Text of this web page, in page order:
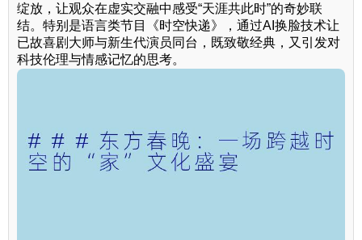
绽放，让观众在虚实交融中感受“天涯共此时”的奇妙联
结。特别是语言类节目《时空快递》，通过AI换脸技术让
已故喜剧大师与新生代演员同台，既致敬经典，又引发对
科技伦理与情感记忆的思考。